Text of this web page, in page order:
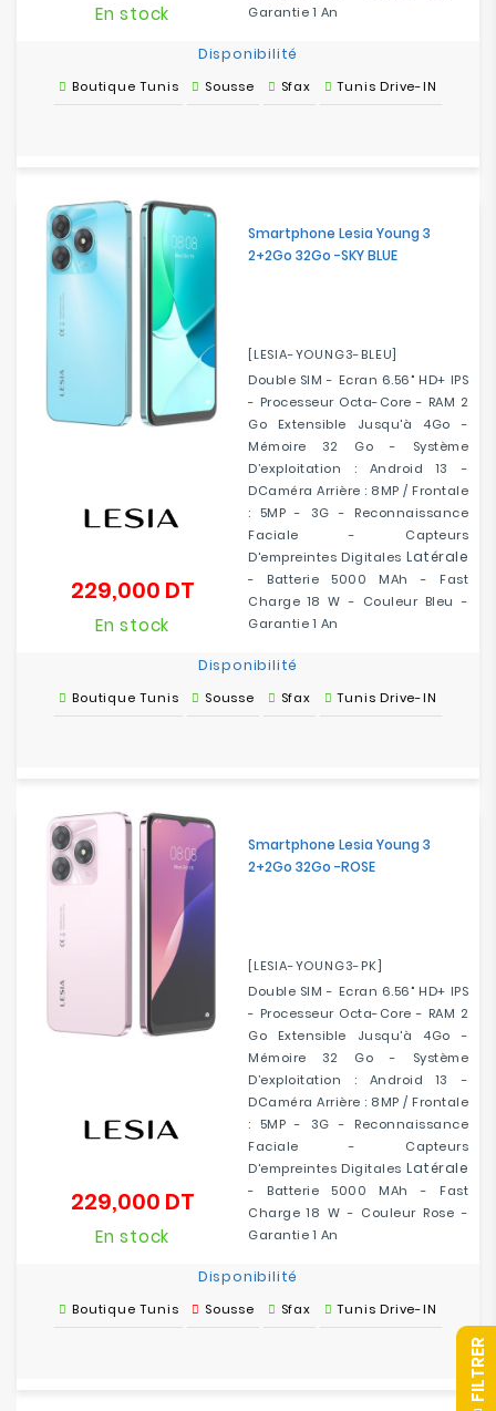
Garantie 1 An
En stock
Disponibilité
Boutique Tunis Sousse Sfax Tunis Drive-IN
Smartphone Lesia Young 3
2+2Go 32Go -SKY BLUE
[LESIA-YOUNG3-BLEU]
Double SIM - Ecran 6.56" HD+ IPS
- Processeur Octa-Core - RAM 2
Go Extensible Jusqu'à 4Go -
Mémoire 32 Go - Système
D’exploitation : Android 13 -
DCaméra Arrière : 8MP / Frontale
: 5MP - 3G - Reconnaissance
Faciale - Capteurs
D'empreintes Digitales Latérale
- Batterie 5000 MAh - Fast
Charge 18 W - Couleur Bleu -
Garantie 1 An
229,000 DTPrix
En stock
Disponibilité
Boutique Tunis Sousse Sfax Tunis Drive-IN
Smartphone Lesia Young 3
2+2Go 32Go -ROSE
[LESIA-YOUNG3-PK]
Double SIM - Ecran 6.56" HD+ IPS
- Processeur Octa-Core - RAM 2
Go Extensible Jusqu'à 4Go -
Mémoire 32 Go - Système
D’exploitation : Android 13 -
DCaméra Arrière : 8MP / Frontale
: 5MP - 3G - Reconnaissance
Faciale - Capteurs
D'empreintes Digitales Latérale
- Batterie 5000 MAh - Fast
Charge 18 W - Couleur Rose -
Garantie 1 An
229,000 DTPrix
En stock
Disponibilité
Boutique Tunis Sousse Sfax Tunis Drive-IN
R